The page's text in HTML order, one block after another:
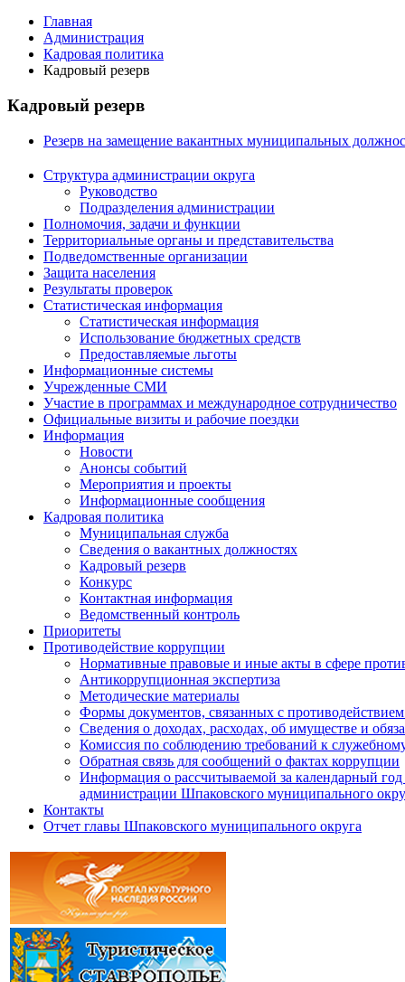
Главная
Администрация
Кадровая политика
Кадровый резерв
Кадровый резерв
Резерв на замещение вакантных муниципальных
Структура администрации округа
Руководство
Подразделения администрации
Полномочия, задачи и функции
Территориальные органы и представительства
Подведомственные организации
Защита населения
Результаты проверок
Статистическая информация
Статистическая информация
Использование бюджетных средств
Предоставляемые льготы
Информационные системы
Учрежденные СМИ
Участие в программах и международное сотрудничество
Официальные визиты и рабочие поездки
Информация
Новости
Анонсы событий
Мероприятия и проекты
Информационные сообщения
Кадровая политика
Муниципальная служба
Сведения о вакантных должностях
Кадровый резерв
Конкурс
Контактная информация
Ведомственный контроль
Приоритеты
Противодействие коррупции
Нормативные правовые и иные акты в сфере
Антикоррупционная экспертиза
Методические материалы
Формы документов, связанных с
Сведения о доходах, расходах, об имуществе и
Комиссия по соблюдению требований к
Обратная связь для сообщений о фактах коррупции
Информация о рассчитываемой за календарный год
администрации Шпаковского муниципального
Контакты
Отчет главы Шпаковского муниципального округа